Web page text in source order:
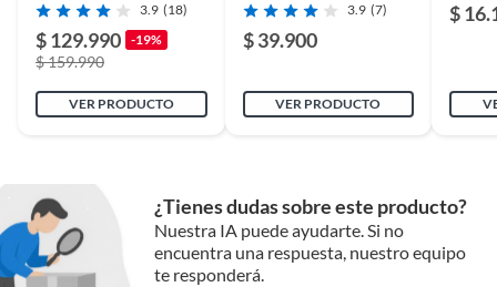
3.9 (18)
$ 129.990 -19%
$ 159.990
VER PRODUCTO
3.9 (7)
$ 39.900
VER PRODUCTO
$
¿Tienes dudas sobre este producto?
Nuestra IA puede ayudarte. Si no
encuentra una respuesta, nuestro equipo
te responderá.